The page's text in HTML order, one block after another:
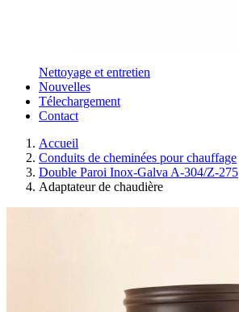
Nettoyage et entretien
Nouvelles
Télechargement
Contact
Accueil
Conduits de cheminées pour chauffage
Double Paroi Inox-Galva A-304/Z-275
Adaptateur de chaudière